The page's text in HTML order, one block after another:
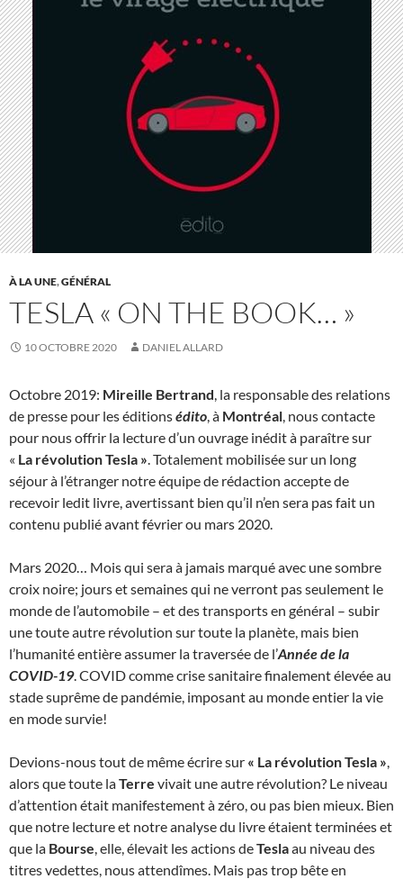
À LA UNE,GÉNÉRAL
TESLA « ON THE BOOK… »
10 OCTOBRE 2020 DANIEL ALLARD
Octobre 2019: Mireille Bertrand, la responsable des relations
de presse pour les éditionsédito, à Montréal, nous contacte
pour nous offrir la lecture d’un ouvrage inédit à paraître sur
« La révolution Tesla ». Totalement mobilisée sur un long
séjour à l’étranger notre équipe de rédaction accepte de
recevoir ledit livre, avertissant bien qu’il n’en sera pas fait un
contenu publié avant février ou mars 2020.
Mars 2020… Mois qui sera à jamais marqué avec une sombre
croix noire; jours et semaines qui ne verront pas seulement le
monde de l’automobile – et des transports en général – subir
une toute autre révolution sur toute la planète, mais bien
l’humanité entière assumer la traversée de l’Année de la
COVID-19. COVID comme crise sanitaire finalement élevée au
stade suprême de pandémie, imposant au monde entier la vie
en mode survie!
Devions-nous tout de même écrire sur « La révolution Tesla »,
alors que toute laTerre vivait une autre révolution? Le niveau
d’attention était manifestement à zéro, ou pas bien mieux. Bien
que notre lecture et notre analyse du livre étaient terminées et
que la Bourse, elle, élevait les actions deTeslaau niveau des
titres vedettes, nous attendîmes. Mais pas trop bête en